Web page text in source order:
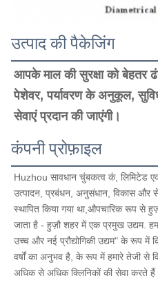
उत्पाद की पैकेजिंग
आपके माल की सुरक्षा को बेहतर
पेशेवर, पर्यावरण के अनुकूल,
सेवाएं प्रदान की जाएंगी।
कंपनी प्रोफ़ाइल
Huzhou सावधान चुंबकत्व कं, लिमिटेड
उत्पादन, प्रबंधन, अनुसंधान, विकास और
स्थापित किया गया था,औपचारिक रूप से
जाता है - हुज़ौ शहर में एक प्रमुख उद्यम.
उच्च और नई प्रौद्योगिकी उद्यम" के रूप में
वर्षों का अनुभव है, के रूप में हमारे तेजी से
अधिक से अधिक क्लिनिकों की सेवा करते